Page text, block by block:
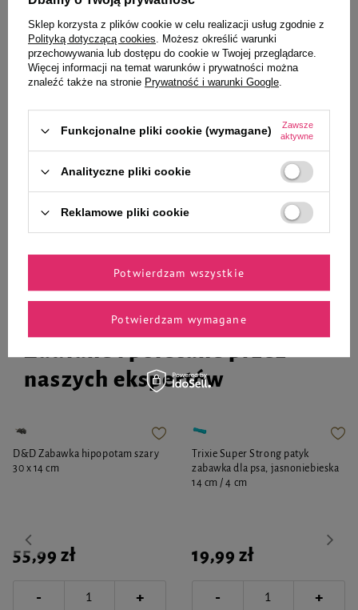
Duvo+ kula dla chomika 18 cm
34,90 zł
- +
Mokra karma dla psa Dolina jeleń
i kaczka 400 g
9,99 zł 24,98 zł / kg
- +
Do koszyka
Zaufane i polecane przez
naszych ekspertów
D&D Zabawka hipopotam szary
30 x 14 cm
55,99 zł
- +
Trixie Super Strong patyk
zabawka dla psa, jasnoniebieska
14 cm / 4 cm
19,99 zł
- +
Sklep korzysta z plików cookie w celu realizacji usług zgodnie z
Polityką dotyczącą cookies. Możesz określić warunki
przechowywania lub dostępu do cookie w Twojej przeglądarce.
Więcej informacji na temat warunków i prywatności można
znaleźć także na stronie Prywatność i warunki Google.
Funkcjonalne pliki cookie (wymagane)
Zawsze
aktywne
Analityczne pliki cookie
Reklamowe pliki cookie
Potwierdzam wymagane
Potwierdzam wszystkie